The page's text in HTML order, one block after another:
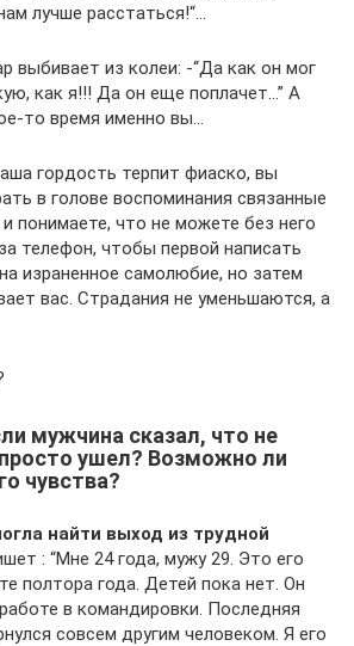
лучше расстаться!“…
выбивает из колеи: -“Да как он мог
как я!!! Да он еще поплачет…” А
то время именно вы…
гордость терпит фиаско, вы
в голове воспоминания связанные
понимаете, что не можете без него
телефон, чтобы первой написать
израненное самолюбие, но затем
вас. Страдания не уменьшаются, а
мужчина сказал, что не
ушел? Возможно ли
чувства?
найти выход из трудной
: “Мне 24 года, мужу 29. Это его
полтора года. Детей пока нет. Он
в командировки. Последняя
совсем другим человеком. Я его